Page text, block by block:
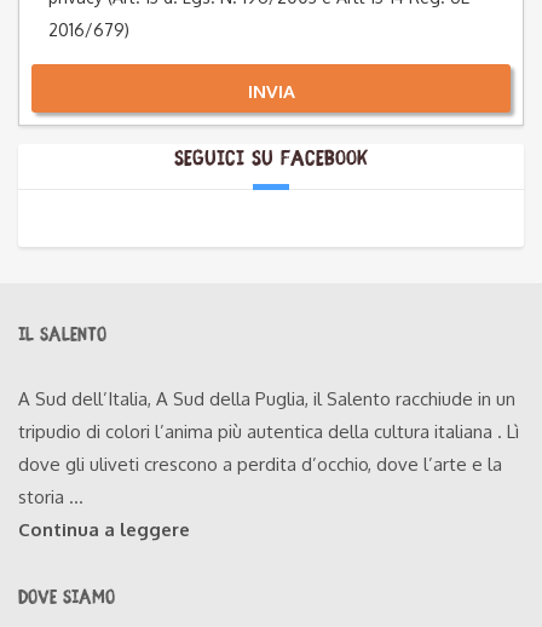
2016/679)
INVIA
Alternative:
Seguici su Facebook
IL SALENTO
A Sud dell’Italia, A Sud della Puglia, il Salento racchiude in un
tripudio di colori l’anima più autentica della cultura italiana . Lì
dove gli uliveti crescono a perdita d’occhio, dove l’arte e la
storia ...
Continua a leggere
DOVE SIAMO